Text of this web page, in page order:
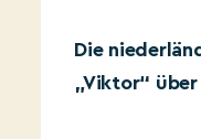
Die
„Viktor“